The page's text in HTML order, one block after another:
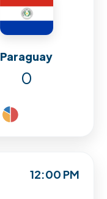
Paraguay
0
12:00 PM